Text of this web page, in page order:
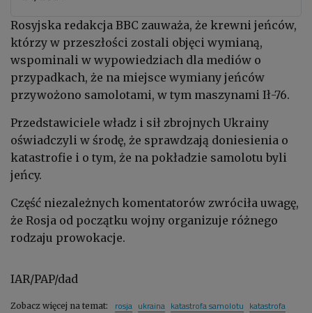
Rosyjska redakcja BBC zauważa, że krewni jeńców,
którzy w przeszłości zostali objęci wymianą,
wspominali w wypowiedziach dla mediów o
przypadkach, że na miejsce wymiany jeńców
przywożono samolotami, w tym maszynami Ił-76.
Przedstawiciele władz i sił zbrojnych Ukrainy
oświadczyli w środę, że sprawdzają doniesienia o
katastrofie i o tym, że na pokładzie samolotu byli
jeńcy.
Część niezależnych komentatorów zwróciła uwagę,
że Rosja od początku wojny organizuje różnego
rodzaju prowokacje.
IAR/PAP/dad
Zobacz więcej na temat: rosja ukraina katastrofa samolotu katastrofa